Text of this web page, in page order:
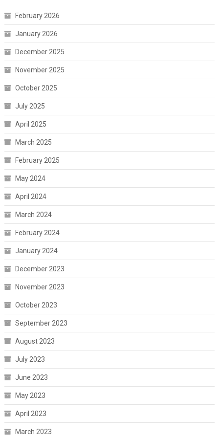
February 2026
January 2026
December 2025
November 2025
October 2025
July 2025
April 2025
March 2025
February 2025
May 2024
April 2024
March 2024
February 2024
January 2024
December 2023
November 2023
October 2023
September 2023
August 2023
July 2023
June 2023
May 2023
April 2023
March 2023